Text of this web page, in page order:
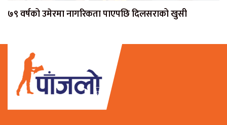
७९ वर्षको उमेरमा नागरिकता पाएपछि दिलसराको खुसी